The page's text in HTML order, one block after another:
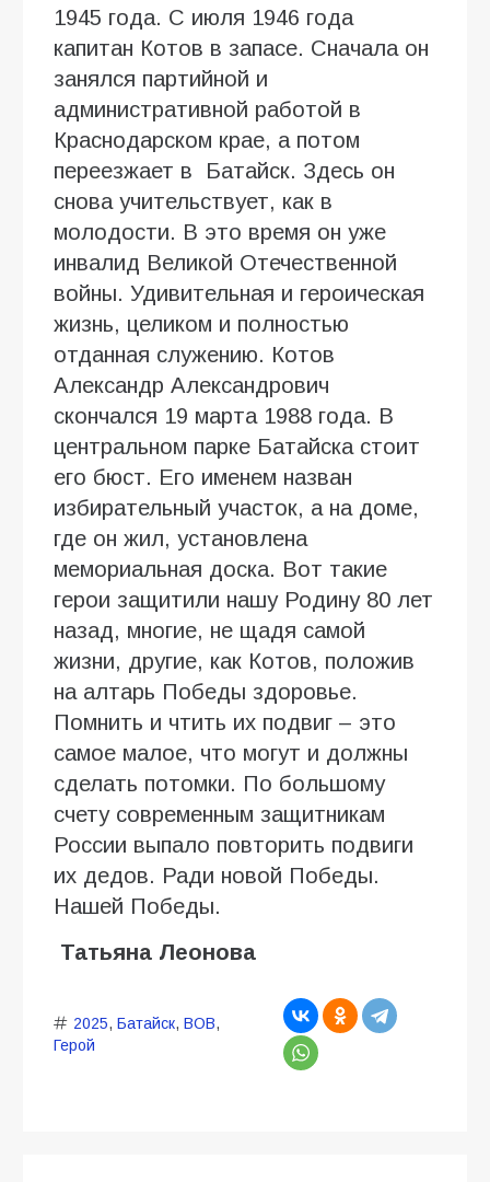
1945 года. С июля 1946 года
капитан Котов в запасе. Сначала он
занялся партийной и
административной работой в
Краснодарском крае, а потом
переезжает в Батайск. Здесь он
снова учительствует, как в
молодости. В это время он уже
инвалид Великой Отечественной
войны. Удивительная и героическая
жизнь, целиком и полностью
отданная служению. Котов
Александр Александрович
скончался 19 марта 1988 года. В
центральном парке Батайска стоит
его бюст. Его именем назван
избирательный участок, а на доме,
где он жил, установлена
мемориальная доска. Вот такие
герои защитили нашу Родину 80 лет
назад, многие, не щадя самой
жизни, другие, как Котов, положив
на алтарь Победы здоровье.
Помнить и чтить их подвиг – это
самое малое, что могут и должны
сделать потомки. По большому
счету современным защитникам
России выпало повторить подвиги
их дедов. Ради новой Победы.
Нашей Победы.
Татьяна Леонова
2025, Батайск, ВОВ,
Герой